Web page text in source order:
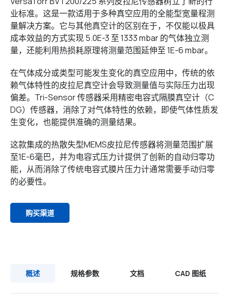
业标准。这是一款适用于多种真空应用的全能型宽量程测
量解决方案。它与其他真空计的区别在于，不仅能以极具
成本效益的方式实现 5.0E-3 至 1333 mbar 的气体独立测
量，还能利用热损耗原理将测量范围延伸至 1E-6 mbar。
在气体成分或类型可能发生变化的真空应用中，传统的依
赖气体特性的皮拉尼真空计会导致测量值与实际压力出现
偏差。Tri-Sensor 传感器采用精密电容式隔膜真空计（C
DG）传感器，消除了对气体特性的依赖，即使气体性质发
生变化，也能提供准确的测量结果。
这款集成的热散失型MEMS皮拉尼传感器将测量范围扩展
至1E-6毫巴，并为电容式压力计提供了创新的自动归零功
能，从而消除了传统电容式膜片压力计通常需要手动归零
的必要性。
购买渠道
概述 规格参数 文档 CAD 图纸